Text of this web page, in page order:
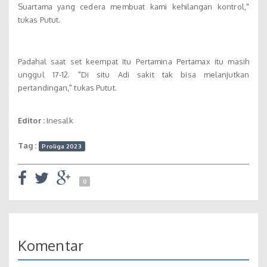
Suartama yang cedera membuat kami kehilangan kontrol,"
tukas Putut.
Padahal saat set keempat itu Pertamina Pertamax itu masih
unggul 17-12. "Di situ Adi sakit tak bisa melanjutkan
pertandingan," tukas Putut.
Editor :Inesalk
Tag : Proliga 2023
0
Komentar